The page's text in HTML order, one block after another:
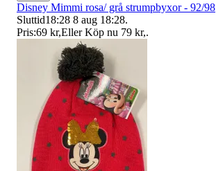
Disney Mimmi rosa/ grå strumpbyxor - 92/98
Sluttid18:28 8 aug 18:28.
Pris:69 kr,Eller Köp nu 79 kr,.